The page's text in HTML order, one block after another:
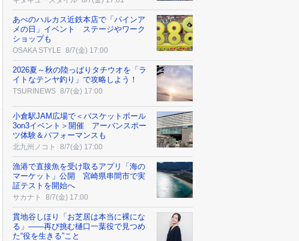
あべのハルカス近鉄本店で「パインア
メの日」イベント ステージやワーク
ショップも
OSAKA STYLE 8/7(金) 17:00
2026夏～秋の陸っぱりタチウオを「ラ
イトなテンヤ釣り」で攻略しよう！
TSURINEWS 8/7(金) 17:00
小倉駅JAM広場で＜バスケットボール
3on3イベント＞開催 アーバンスポー
ツ体験＆パフォーマンスも
北九州ノコト 8/7(金) 17:00
漁港で直接魚を受け取るアプリ「海の
マーケット」公開 宮崎県串間市で実
証テストを開始へ
サカナト 8/7(金) 17:00
貫地谷しほり「お芝居は本当に裸にな
る」――再び挑む樋口一葉役で見つめ
た“役を生きる”こと